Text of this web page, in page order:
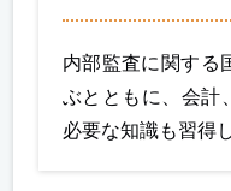
内部監査に関する
ぶとともに、会計
必要な知識も習得